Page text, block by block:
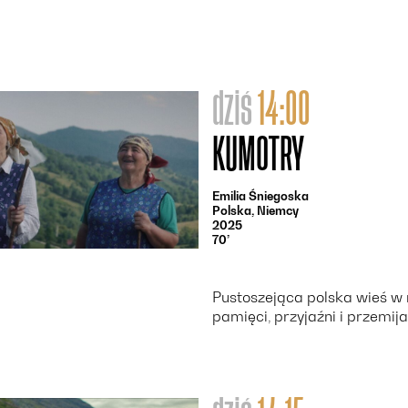
dziś14:00
KUMOTRY
Emilia Śniegoska
Polska, Niemcy
2025
70’
Pustoszejąca polska wieś
pamięci, przyjaźni i